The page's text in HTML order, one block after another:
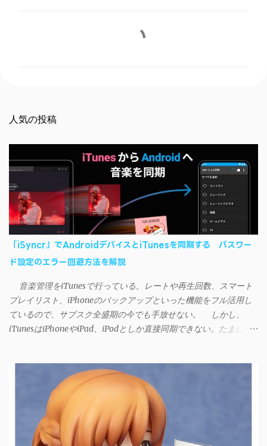
人気の投稿
「iSyncr」でAndroidデバイスとiTunesを同期する パスワー
ド設定のエラー回避方法を解説
音楽管理をiTunesで行っている。レートや再生回数、スマート
プレイリスト、iPhoneのバックアップといった機能をフル活用し
ているので、サブスク全盛期の今でも手放せない。 しかし、
iTunesはiPhoneやiPad、iPodとしか直接同期できない。たまに
ドパーティー製のアプリを PC と Androidデバイス それぞれにイン
ストールすれば、Wi-Fiや USB接続 を通じて同期できるようにな
る。私も 2012年頃にAndroidウォークマン を使い始めた頃から便
利に活用させてもらっていたのだが、2023年現在はiSyncrを使っ
て同期ができないという声を多数見かけるようになった。 具体
的には、PC側のiSyncrアプリで設定したパスワードをAndroidアプ